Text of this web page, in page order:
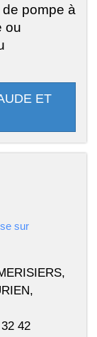
pompe à
ou
ET
sur
42